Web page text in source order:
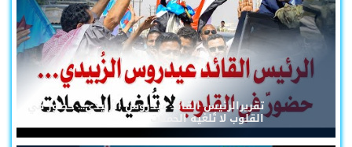
تقريرالرئيس القائد عيدروس الزُبيدي... حضورٌ في
القلوب لا تُلغيه الحملات